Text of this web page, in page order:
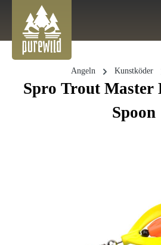
Zum Hauptinhalt springen
Suche
Angeln Kunstköder
Spro Trout Master
Spoon